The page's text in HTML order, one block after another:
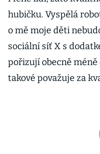
hubičku. Vyspělá
o mě moje děti
sociální síť X s
pořizují obecně
takové považuje za